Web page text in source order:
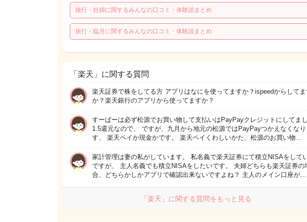
旅行・妊婦に関するみんなの口コミ・体験談まとめ
旅行・臨月に関するみんなの口コミ・体験談まとめ
「楽天」に関する質問
楽天証券で株をしてる方 アプリはなにを使ってますか？ispeedからしてま
か？楽天銀行のアプリから使ってますか？
すーぱーは必ず松源でお買い物して支払いはPayPayクレジットにしてまし
1.5還元なので、 ですが、九月から地元の松源ではPayPayつかえなくなり
す、 楽天ペイか現金かです。 楽天ペイくわしいかた、松源のお買い物…
家計管理は妻の私がしています。 私名義で楽天証券にて積立NISAをして
ですが、 主人名義でも積立NISAをしたいです。 夫婦どちらも楽天証券の
合、どちらかしかアプリで確認出来ないですよね？ 主人のメイン口座が…
「楽天」に関する質問をもっと見る